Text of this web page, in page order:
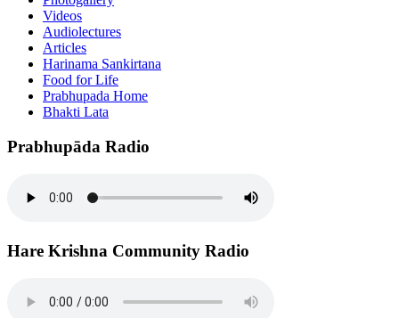
Videos
Audiolectures
Articles
Harinama Sankirtana
Food for Life
Prabhupada Home
Bhakti Lata
Prabhupāda Radio
Hare Krishna Community Radio